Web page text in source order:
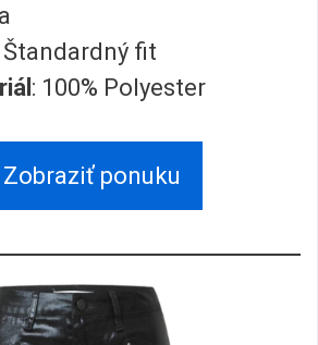
Štandardný fit
: 100% Polyester
Zobraziť ponuku